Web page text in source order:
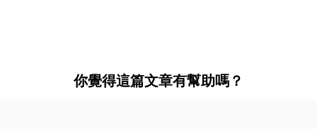
你覺得這篇文章有幫助嗎？